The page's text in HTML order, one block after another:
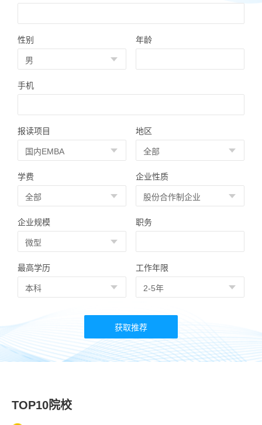
性别 年龄
手机
报读项目 地区
学费 企业性质
企业规模 职务
最高学历 工作年限
TOP10院校